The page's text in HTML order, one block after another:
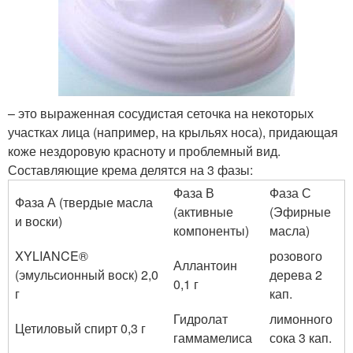
– это выраженная сосудистая сеточка на некоторых
участках лица (например, на крыльях носа), придающая
коже нездоровую красноту и проблемный вид.
Составляющие крема делятся на 3 фазы:
Фаза А (твердые масла
и воски)
Фаза В
(активные
компоненты)
Фаза С
(Эфирные
масла)
XYLIANCE®
(эмульсионный воск) 2,0
г
Аллантоин
0,1 г
розового
дерева 2
кап.
Цетиловый спирт 0,3 г
Гидролат
гаммамелиса
лимонного
сока 3 кап.